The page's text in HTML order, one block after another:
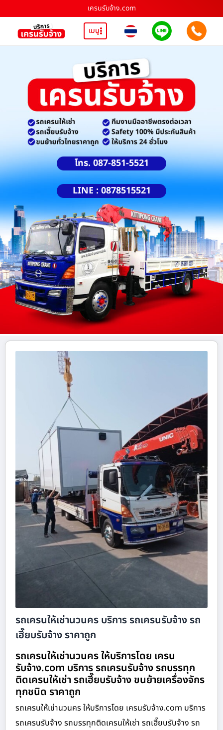
เครนรับจ้าง.com
เมนู
โทร. 087-851-5521
LINE : 0878515521
รถเครนให้เช่านวนคร บริการ รถเครนรับจ้าง รถ
เฮี๊ยบรับจ้าง ราคาถูก
รถเครนให้เช่านวนคร ให้บริการโดย เครน
รับจ้าง.com บริการ รถเครนรับจ้าง รถบรรทุก
ติดเครนให้เช่า รถเฮี๊ยบรับจ้าง ขนย้ายเครื่องจักร
ทุกชนิด ราคาถูก
รถเครนให้เช่านวนคร ให้บริการโดย เครนรับจ้าง.com บริการ
รถเครนรับจ้าง รถบรรทุกติดเครนให้เช่า รถเฮี๊ยบรับจ้าง รถ